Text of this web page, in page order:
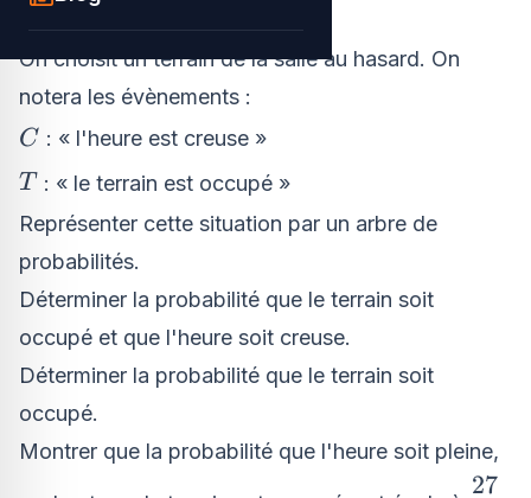
On choisit un terrain de la salle au hasard. On
notera les évènements :
C
C : « l'heure est creuse »
T
T : « le terrain est occupé »
Représenter cette situation par un arbre de
probabilités.
Déterminer la probabilité que le terrain soit
occupé et que l'heure soit creuse.
Déterminer la probabilité que le terrain soit
occupé.
Montrer que la probabilité que l'heure soit pleine,
27